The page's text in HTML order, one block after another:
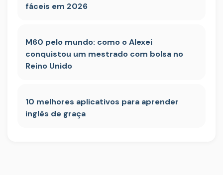
fáceis em 2026
M60 pelo mundo: como o Alexei
conquistou um mestrado com bolsa no
Reino Unido
10 melhores aplicativos para aprender
inglês de graça